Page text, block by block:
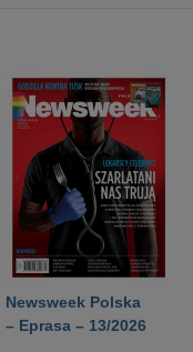
Newsweek Polska
– Eprasa – 13/2026